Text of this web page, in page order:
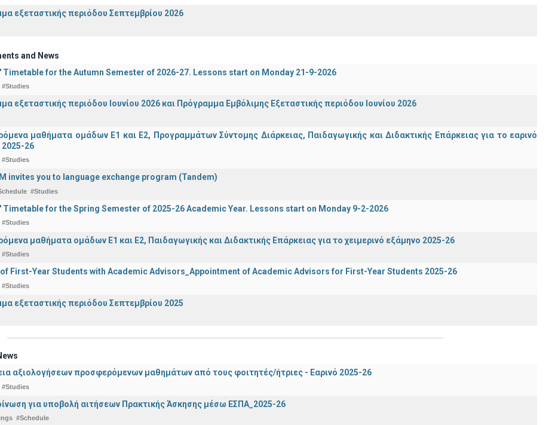
εξεταστικής περιόδου Σεπτεμβρίου 2026
and News
Timetable for the Autumn Semester of 2026-27. Lessons start on Monday 21-9-2026
#Studies
εξεταστικής περιόδου Ιουνίου 2026 και Πρόγραμμα Εμβόλιμης Εξεταστικής περιόδου Ιουνίου 2026
μαθήματα ομάδων Ε1 και Ε2, Προγραμμάτων Σύντομης Διάρκειας, Παιδαγωγικής και Διδακτικής Επάρκειας για το εαρινό
2025-26
#Studies
invites you to language exchange program (Tandem)
#Studies
Timetable for the Spring Semester of 2025-26 Academic Year. Lessons start on Monday 9-2-2026
#Studies
μαθήματα ομάδων Ε1 και Ε2, Παιδαγωγικής και Διδακτικής Επάρκειας για το χειμερινό εξάμηνο 2025-26
#Studies
First-Year Students with Academic Advisors_Appointment of Academic Advisors for First-Year Students 2025-26
#Studies
εξεταστικής περιόδου Σεπτεμβρίου 2025
αξιολογήσεων προσφερόμενων μαθημάτων από τους φοιτητές/ήτριες - Εαρινό 2025-26
#Studies
για υποβολή αιτήσεων Πρακτικής Άσκησης μέσω ΕΣΠΑ_2025-26
#Schedule